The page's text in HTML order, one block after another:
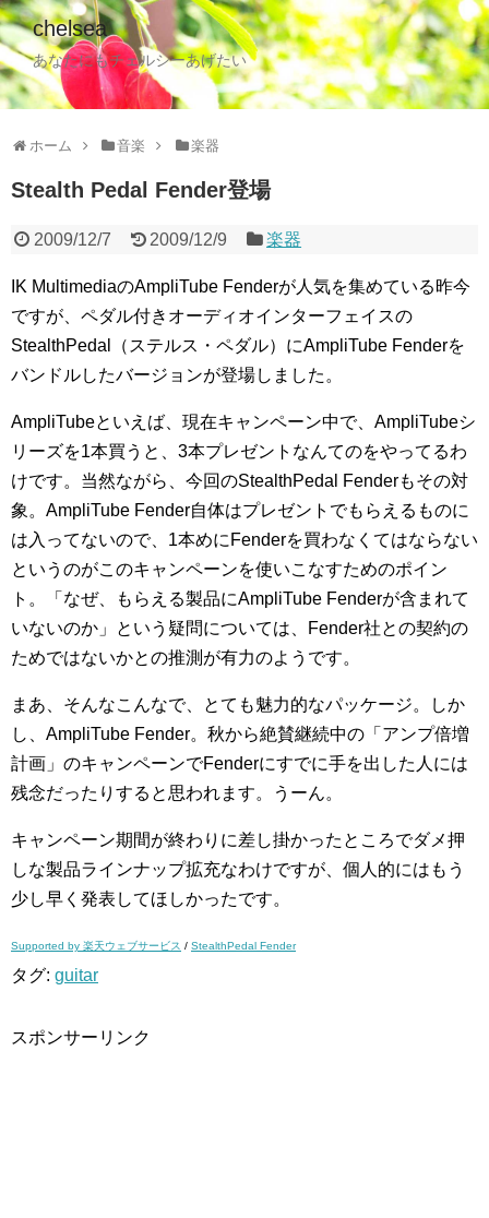
chelsea
あなたにもチェルシーあげたい
ホーム 音楽 楽器
Stealth Pedal Fender登場
2009/12/7 2009/12/9 楽器
IK MultimediaのAmpliTube Fenderが人気を集めている昨今
ですが、ペダル付きオーディオインターフェイスの
StealthPedal（ステルス・ペダル）にAmpliTube Fenderを
バンドルしたバージョンが登場しました。
AmpliTubeといえば、現在キャンペーン中で、AmpliTubeシ
リーズを1本買うと、3本プレゼントなんてのをやってるわ
けです。当然ながら、今回のStealthPedal Fenderもその対
象。AmpliTube Fender自体はプレゼントでもらえるものに
は入ってないので、1本めにFenderを買わなくてはならない
というのがこのキャンペーンを使いこなすためのポイン
ト。「なぜ、もらえる製品にAmpliTube Fenderが含まれて
いないのか」という疑問については、Fender社との契約の
ためではないかとの推測が有力のようです。
まあ、そんなこんなで、とても魅力的なパッケージ。しか
し、AmpliTube Fender。秋から絶賛継続中の「アンプ倍増
計画」のキャンペーンでFenderにすでに手を出した人には
残念だったりすると思われます。うーん。
キャンペーン期間が終わりに差し掛かったところでダメ押
しな製品ラインナップ拡充なわけですが、個人的にはもう
少し早く発表してほしかったです。
Supported by 楽天ウェブサービス / StealthPedal Fender
タグ: guitar
スポンサーリンク